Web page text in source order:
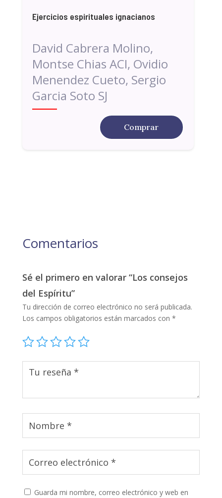
Ejercicios espirituales ignacianos
David Cabrera Molino,
Montse Chias ACI, Ovidio
Menendez Cueto, Sergio
Garcia Soto SJ
Comprar
Comentarios
Sé el primero en valorar “Los consejos
del Espíritu”
Tu dirección de correo electrónico no será publicada.
Los campos obligatorios están marcados con *
Guarda mi nombre, correo electrónico y web en